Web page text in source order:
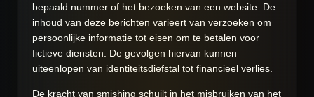
bepaald nummer of het bezoeken van een website. De
inhoud van deze berichten varieert van verzoeken om
persoonlijke informatie tot eisen om te betalen voor
fictieve diensten. De gevolgen hiervan kunnen
uiteenlopen van identiteitsdiefstal tot financieel verlies.
De kracht van smishing schuilt in het misbruiken van het